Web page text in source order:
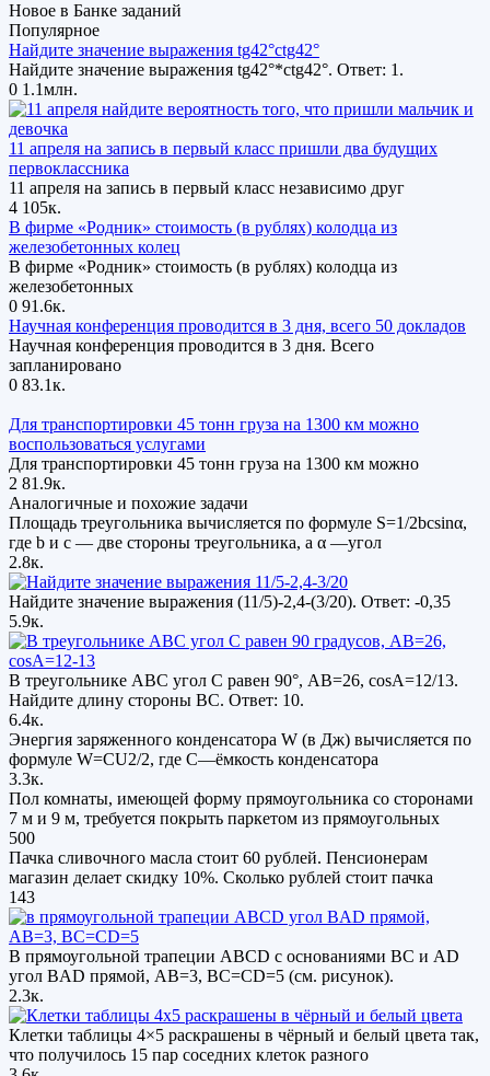
Новое в Банке заданий
Популярное
Найдите значение выражения tg42°ctg42°
Найдите значение выражения tg42°*ctg42°. Ответ: 1.
0 1.1млн.
11 апреля на запись в первый класс пришли два будущих
первоклассника
11 апреля на запись в первый класс независимо друг
4 105к.
В фирме «Родник» стоимость (в рублях) колодца из
железобетонных колец
В фирме «Родник» стоимость (в рублях) колодца из
железобетонных
0 91.6к.
Научная конференция проводится в 3 дня, всего 50 докладов
Научная конференция проводится в 3 дня. Всего
запланировано
0 83.1к.
Для транспортировки 45 тонн груза на 1300 км можно
воспользоваться услугами
Для транспортировки 45 тонн груза на 1300 км можно
2 81.9к.
Аналогичные и похожие задачи
Площадь треугольника вычисляется по формуле S=1/2bcsinα,
где b и c — две стороны треугольника, а α —угол
2.8к.
Найдите значение выражения (11/5)-2,4-(3/20). Ответ: -0,35
5.9к.
В треугольнике ABC угол C равен 90°, AB=26, cosA=12/13.
Найдите длину стороны BC. Ответ: 10.
6.4к.
Энергия заряженного конденсатора W (в Дж) вычисляется по
формуле W=CU2/2, где C—ёмкость конденсатора
3.3к.
Пол комнаты, имеющей форму прямоугольника со сторонами
7 м и 9 м, требуется покрыть паркетом из прямоугольных
500
Пачка сливочного масла стоит 60 рублей. Пенсионерам
магазин делает скидку 10%. Сколько рублей стоит пачка
143
В прямоугольной трапеции АВСD с основаниями ВС и АD
угол ВAD прямой, AB=3, ВС=CD=5 (см. рисунок).
2.3к.
Клетки таблицы 4×5 раскрашены в чёрный и белый цвета так,
что получилось 15 пар соседних клеток разного